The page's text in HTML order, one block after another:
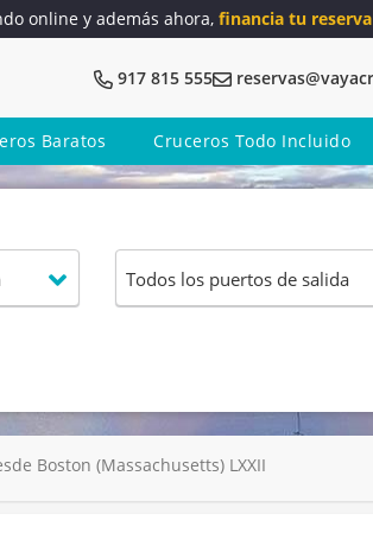
online y además ahora, financia tu reserva
917 815 555
Baratos Cruceros Todo Incluido
Boston (Massachusetts) LXXII